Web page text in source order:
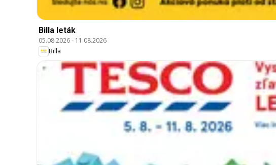
Billa leták
05.08.2026- 11.08.2026
Billa